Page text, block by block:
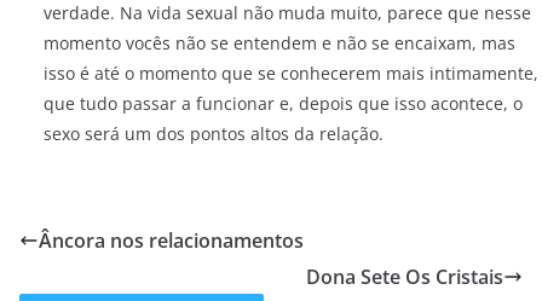
verdade. Na vida sexual não muda muito, parece que nesse
momento vocês não se entendem e não se encaixam, mas
isso é até o momento que se conhecerem mais intimamente,
que tudo passar a funcionar e, depois que isso acontece, o
sexo será um dos pontos altos da relação.
Âncora nos relacionamentos
Dona Sete Os Cristais